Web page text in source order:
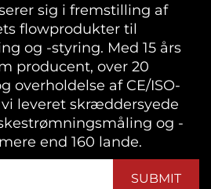
sig i fremstilling af
flowprodukter til
og -styring. Med 15 års
producent, over 20
overholdelse af CE/ISO-
leveret skræddersyede
og -
end 160 lande.